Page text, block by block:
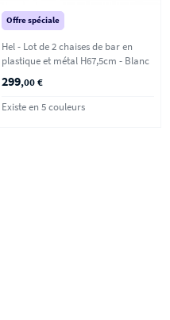
Offre spéciale
Hel - Lot de 2 chaises de bar en
plastique et métal H67,5cm - Blanc
299,00 €
Existe en 5 couleurs